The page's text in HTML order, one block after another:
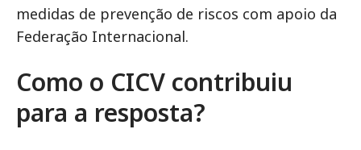
medidas de prevenção de riscos com apoio da
Federação Internacional.
Como o CICV contribuiu
para a resposta?